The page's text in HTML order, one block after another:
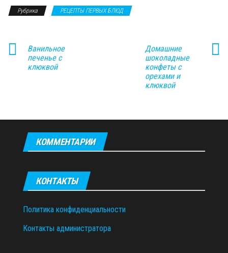
Рубрика РЕЦЕПТЫ ПЕРВЫХ БЛЮД
Ванильное
печенье с
клюквой
Домашние
шоколадные
конфеты с
орехами и
клюквой
КОММЕНТАРИИ
КОНТАКТЫ
Политика конфиденциальности
Контакты администратора